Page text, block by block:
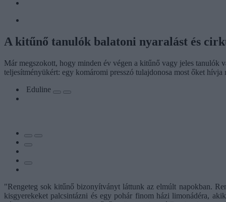
A kitűnő tanulók balatoni nyaralást és
Már megszokott, hogy minden év végen a kitűnő vagy jeles tanulók
teljesítményükért: egy komáromi presszó tulajdonosa most őket hívja
Eduline
"Rengeteg sok kitűnő bizonyítványt láttunk az elmúlt napokban.
kisgyerekeket palcsintázni és egy pohár finom házi limonádéra,